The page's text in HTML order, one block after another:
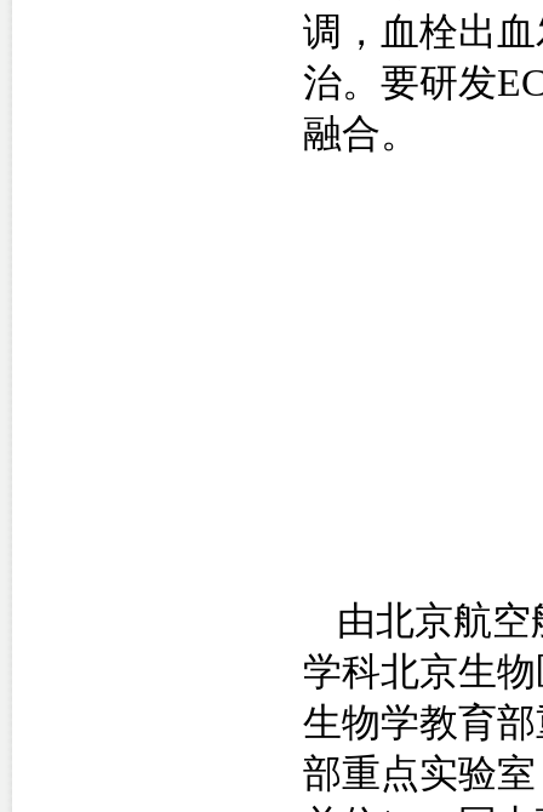
调，血栓出
治。要研发
融合。
由北京航
学科北京生
生物学教育
部重点实验